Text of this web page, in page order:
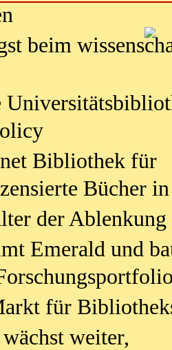
beim
Bibliothek für
Bücher
der Ablenkung
Emerald und
für
weiter,